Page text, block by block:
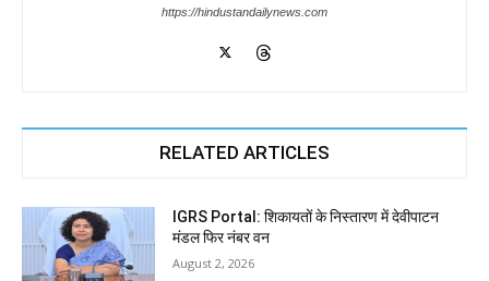
https://hindustandailynews.com
RELATED ARTICLES
IGRS Portal: शिकायतों के निस्तारण में देवीपाटन
मंडल फिर नंबर वन
August 2, 2026